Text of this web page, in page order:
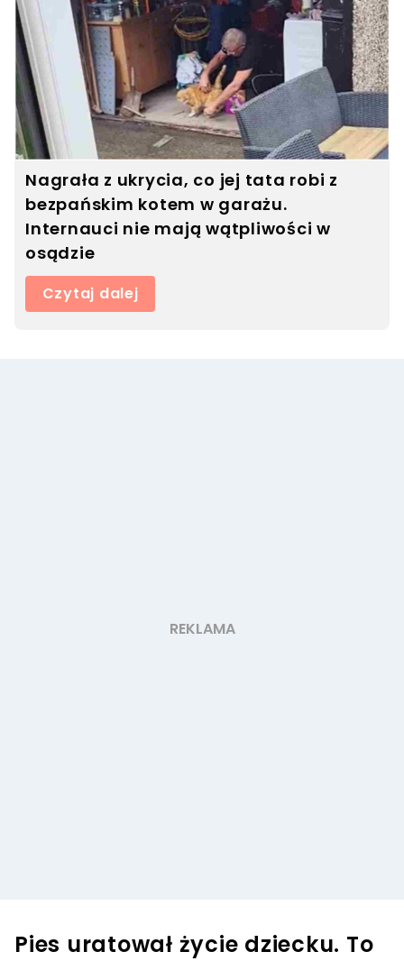
Nagrała z ukrycia, co jej tata robi z
bezpańskim kotem w garażu.
Internauci nie mają wątpliwości w
osądzie
Czytaj dalej
Pies uratował życie dziecku. To